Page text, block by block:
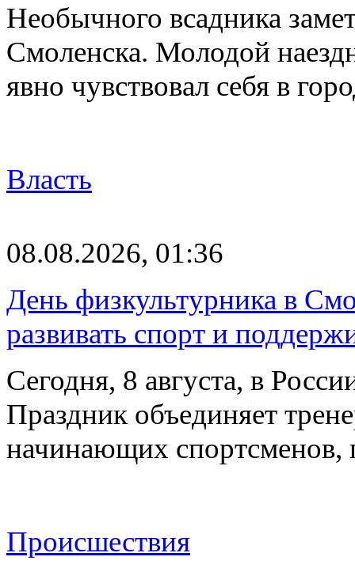
Необычного всадника
Смоленска. Молодой
явно чувствовал себя в
Власть
08.08.2026, 01:36
День физкультурника в
развивать спорт и
Сегодня, 8 августа, в
Праздник объединяет
начинающих
Происшествия